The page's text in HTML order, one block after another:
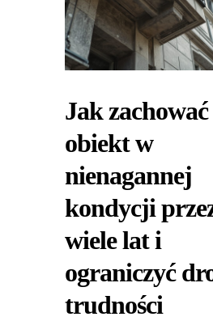
Jak zachować
obiekt w
nienagannej
kondycji
wiele lat i
ograniczyć
trudności